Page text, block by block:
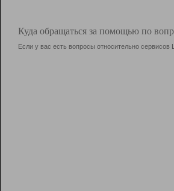
Куда обращаться за помощью по
Если у вас есть вопросы относительно